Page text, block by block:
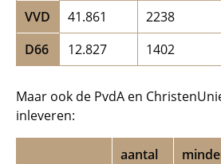
VVD
41.861 2238
D66
12.827 1402
Maar ook de PvdA en
inleveren:
aantal